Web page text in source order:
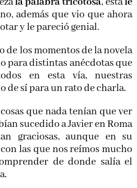
además que vio que ahora
y le pareció genial.
los momentos de la novela
para distintas anécdotas que
en esta vía, nuestras
de sí para un rato de charla.
que nada tenían que ver
sucedido a Javier en Roma
graciosas, aunque en su
las que nos reímos mucho
de donde salía el